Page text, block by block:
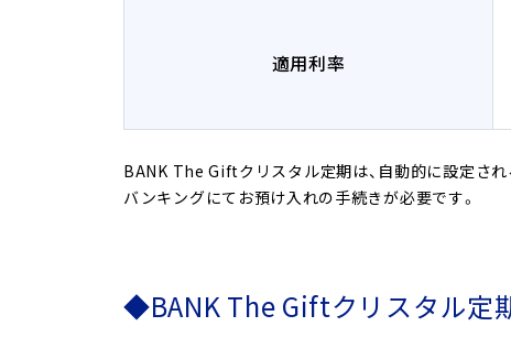
適用利率
BANK The Giftクリスタル定期は、自動的に設定され
バンキングにてお預け入れの手続きが必要です。
◆BANK The Giftクリスタル定